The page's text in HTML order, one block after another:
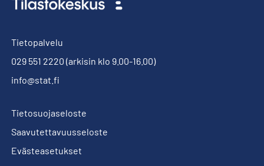
Tietopalvelu
029 551 2220 (arkisin klo 9.00-16.00)
info@stat.fi
Tietosuojaseloste
Saavutettavuusseloste
Evästeasetukset